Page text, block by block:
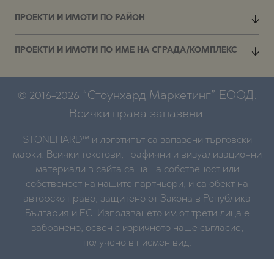
ПРОЕКТИ И ИМОТИ ПО РАЙОН
ПРОЕКТИ И ИМОТИ ПО ИМЕ НА СГРАДА/КОМПЛЕКС
© 2016-2026 “Стоунхард Маркетинг” ЕООД.
Всички права запазени.
STONEHARD™ и логотипът са запазени търговски
марки. Всички текстови, графични и визуализационни
материали в сайта са наша собственост или
собственост на нашите партньори, и са обект на
авторско право, защитено от Закона в Република
България и ЕС. Използването им от трети лица е
забранено, освен с изричното наше съгласие,
получено в писмен вид.